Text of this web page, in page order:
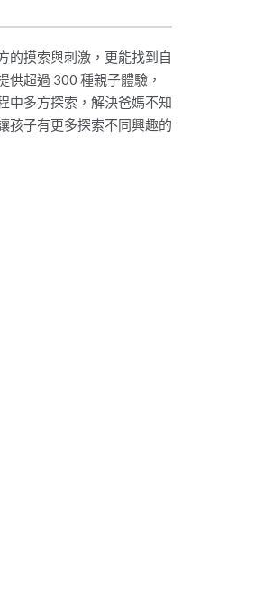
的摸索與刺激，更能找到自
供超過 300 種親子體驗，
中多方探索，解決爸媽不知
孩子有更多探索不同興趣的